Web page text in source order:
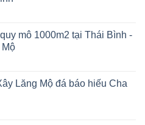
mô 1000m2 tại Thái Bình -
Lăng Mộ đá báo hiếu Cha